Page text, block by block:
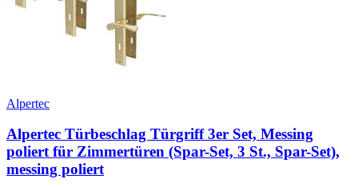
Alpertec
Alpertec Türbeschlag Türgriff 3er Set, Messing
poliert für Zimmertüren (Spar-Set, 3 St., Spar-Set),
messing poliert